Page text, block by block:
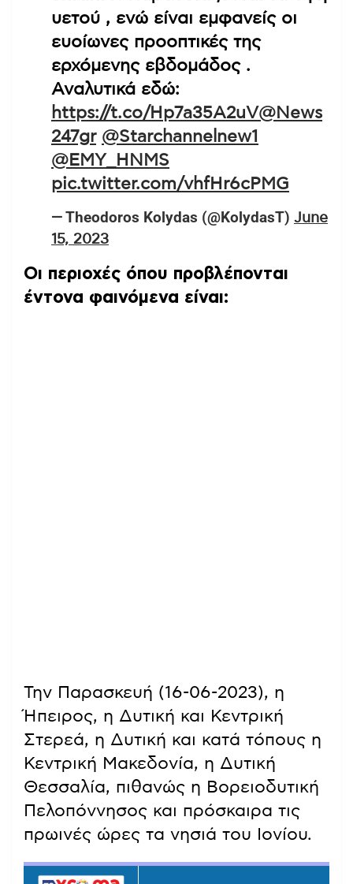
υετού , ενώ είναι εμφανείς οι
ευοίωνες προοπτικές της
ερχόμενης εβδομάδος .
Αναλυτικά εδώ:
https://t.co/Hp7a35A2uV@News
247gr @Starchannelnew1
@EMY_HNMS
pic.twitter.com/vhfHr6cPMG
— Theodoros Kolydas (@KolydasT) June
15, 2023
Οι περιοχές όπου προβλέπονται
έντονα φαινόμενα είναι:
Την Παρασκευή (16-06-2023), η
Ήπειρος, η Δυτική και Κεντρική
Στερεά, η Δυτική και κατά τόπους η
Κεντρική Μακεδονία, η Δυτική
Θεσσαλία, πιθανώς η Βορειοδυτική
Πελοπόννησος και πρόσκαιρα τις
πρωινές ώρες τα νησιά του Ιονίου.